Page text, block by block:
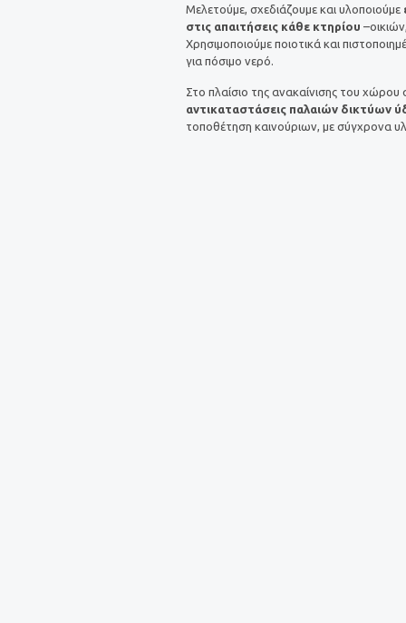
Μελετούμε, σχεδιάζουμε και υλοποιούμε
στις απαιτήσεις κάθε κτηρίου
Χρησιμοποιούμε ποιοτικά και
για πόσιμο νερό.
Στο πλαίσιο της ανακαίνισης του
αντικαταστάσεις παλαιών δικτύων
τοποθέτηση καινούριων, με σύγχρονα